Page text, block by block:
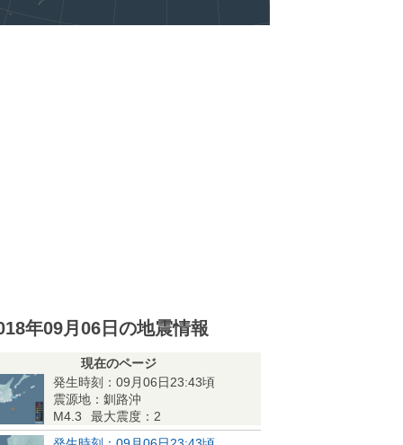
年09月06日の地震情報
現在のページ
発生時刻：09月06日23:43頃
震源地：釧路沖
M4.3
最大震度：2